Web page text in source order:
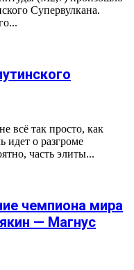
Супервулкана.
всё так просто, как
идет о разгроме
часть элиты...
чемпиона мира
— Магнус